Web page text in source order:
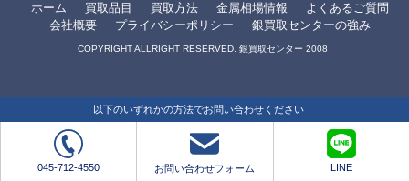
ホーム 買取品目 買取方法 金属相場情報
よくあるご質問
会社概要
プライバシーポリシー 銀買取センターの強み
COPYRIGHT ALLRIGHT RESERVED. 銀買取センター 2008
以下のいずれかの方法でお問い合わせください
045-712-4550 お問い合わせフォーム LINE